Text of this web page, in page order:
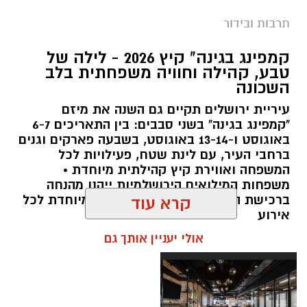
מערכת ירושלים נט / 10:00 28.07.26
תגים:פארק המים
עיריית ירושלים, באמצעות החברה העירונית
"אריאל", מרעננת את הקיץ הירושלמי עם ארנה
PARK - פארק המים האתגרי של ירושלים, שייפתח
היום (ג', 28 ביולי ) בהיכל הפיס ארנה בירושלים.
הפארק החדש יתפרס על פני שני מתחמים
מרכזיים, מתחם חיצוני פתוח ומתחם פנימי מקורה.
המתחם החיצוני יכלול מגוון מתנפחי ענק של
חווייתית לכל המשפחה. בחלל הפנימי של היכל
הפיס ארנה יוקם מתחם מתקנים אתגריים ייחודי
תרבות ובידור
קמפינג בגינה" קיץ 2026 - לילה של
טבע, קהילה וחוויה משפחתית בלב
השכונה
עיריית ירושלים תקיים גם השנה את מיזם
"קמפינג בגינה" בשני סבבים: בין התאריכים 6-7
באוגוסט ו-13-14 באוגוסט, בשבעה פארקים וגנים
ברחבי העיר, עם לינת שטח, פעילויות לכל
המשפחה ואווירת קיץ קהילתית מיוחדת •
משפחות המילואים הירושלמיות ייהנו מהנחה
ברכישת הכרטיסים ושמירת הקצאה מיוחדת לכל
אירוע
קרא עוד
אולי יעניין אותך גם